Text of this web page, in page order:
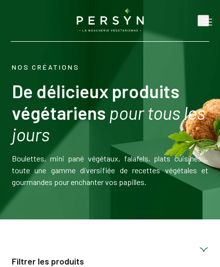
NOS CRÉATIONS
De délicieux produits
végétariens pour tous les
jours
Boulettes, mini pané végétaux, falafels, plats cuisinés…
toute une gamme diversifiée de recettes végétales et
gourmandes pour enchanter vos papilles.
Filtrer les produits